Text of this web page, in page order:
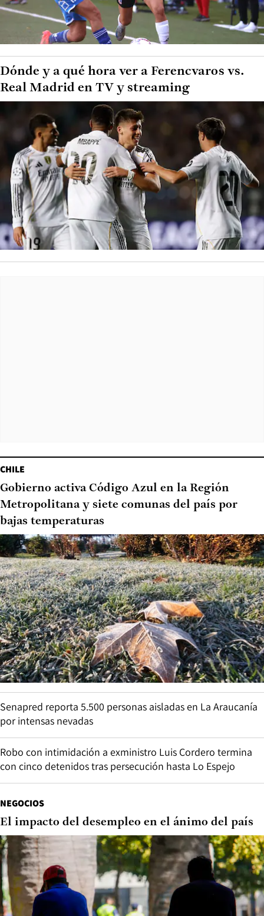
Dónde y a qué hora ver a Ferencvaros vs.
Real Madrid en TV y streaming
CHILE
Gobierno activa Código Azul en la Región
Metropolitana y siete comunas del país por
bajas temperaturas
Senapred reporta 5.500 personas aisladas en La Araucanía
por intensas nevadas
Robo con intimidación a exministro Luis Cordero termina
con cinco detenidos tras persecución hasta Lo Espejo
NEGOCIOS
El impacto del desempleo en el ánimo del país